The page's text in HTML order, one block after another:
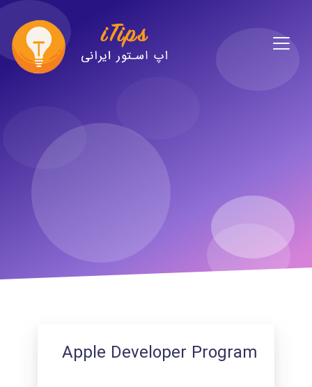
Apple Developer Program